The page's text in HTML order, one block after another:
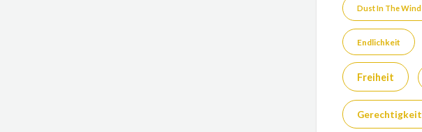
Dust In The Wind
Endlichkeit
Freiheit
Gerechtigkeit